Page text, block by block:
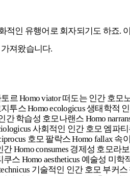
적인 유행어로 회자되기도 하죠.
져왔습니다.